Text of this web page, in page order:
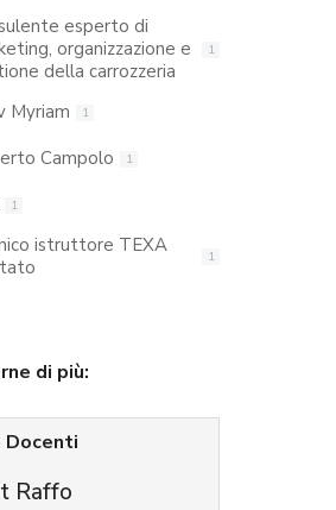
esperto di
organizzazione e
della carrozzeria
1
Myriam 1
Campolo 1
1
istruttore TEXA
1
di più:
Docenti
Raffo